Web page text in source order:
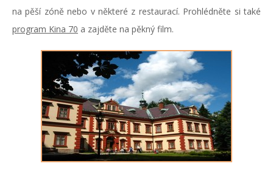
na pěší zóně nebo v některé z restaurací. Prohlédněte si také
program Kina 70 a zajděte na pěkný film.